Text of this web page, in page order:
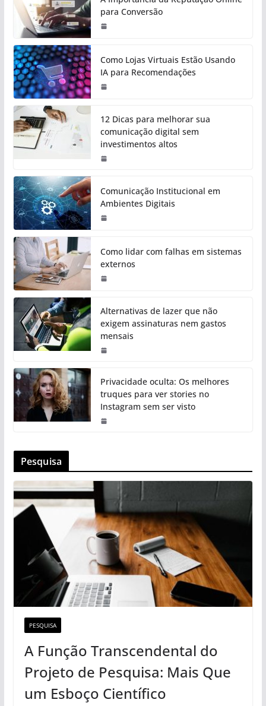
para Conversão
Como Lojas Virtuais Estão Usando
IA para Recomendações
12 Dicas para melhorar sua
comunicação digital sem
investimentos altos
Comunicação Institucional em
Ambientes Digitais
Como lidar com falhas em sistemas
externos
Alternativas de lazer que não
exigem assinaturas nem gastos
mensais
Privacidade oculta: Os melhores
truques para ver stories no
Instagram sem ser visto
Pesquisa
PESQUISA
A Função Transcendental do
Projeto de Pesquisa: Mais Que
um Esboço Científico